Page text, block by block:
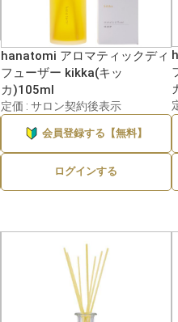
hanatomi アロマティックディ
フューザー kikka(キッ
カ)105ml
定価 : サロン契約後表示
会員登録する【無料】
ログインする